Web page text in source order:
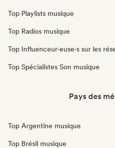
Top Playlists musique
Top Radios musique
Top Influenceur·euse·s sur les
Top Spécialistes Son musique
Pays des
Top Argentine musique
Top Brésil musique